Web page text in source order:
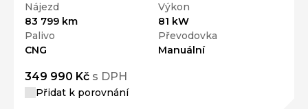
Nájezd
83 799 km
Výkon
81 kW
Palivo
CNG
Převodovka
Manuální
349 990 Kč s DPH
Přidat k porovnání